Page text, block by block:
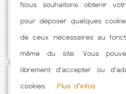
Taux Immobilier pratiqués par nos
Taux hors assurance. Taux crédit
caractéristiques de l'emprunteur.
Nous souhaitons obtenir
pour déposer quelques
de ceux nécessaires au
même du site. Vous
librement d'accepter ou
cookies.
Plus d'infos